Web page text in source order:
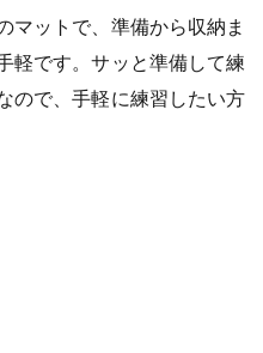
マットで、準備から収納ま
軽です。サッと準備して練
ので、手軽に練習したい方